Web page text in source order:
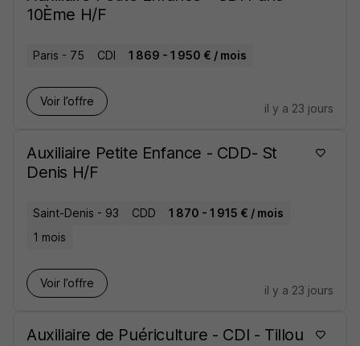
10Ème H/F
Paris - 75 CDI 1 869 - 1 950 € / mois
Voir l’offre
il y a 23 jours
Auxiliaire Petite Enfance - CDD- St
Denis H/F
Saint-Denis - 93 CDD
1 870 - 1 915 € / mois
1 mois
Voir l’offre
il y a 23 jours
Auxiliaire de Puériculture - CDI - Tillou